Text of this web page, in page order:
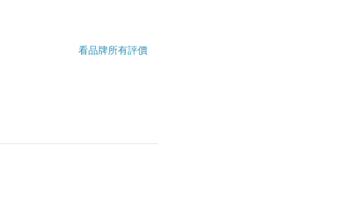
看品牌所有評價